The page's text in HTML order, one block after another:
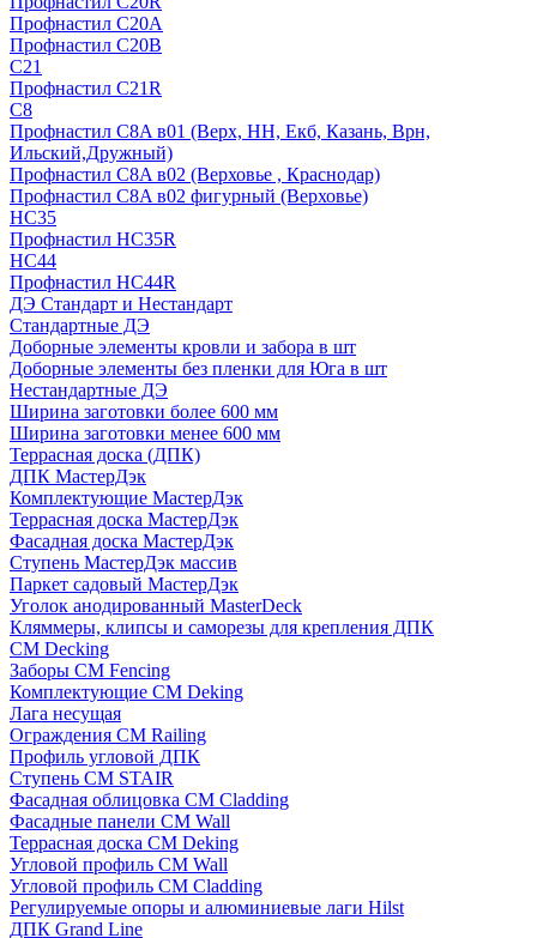
Профнастил С20А
Профнастил С20В
C21
Профнастил С21R
C8
Профнастил С8A в01 (Верх, НН, Екб, Казань, Врн,
Ильский,Дружный)
Профнастил С8A в02 (Верховье , Краснодар)
Профнастил С8A в02 фигурный (Верховье)
HС35
Профнастил HC35R
НС44
Профнастил НС44R
ДЭ Стандарт и Нестандарт
Стандартные ДЭ
Доборные элементы кровли и забора в шт
Доборные элементы без пленки для Юга в шт
Нестандартные ДЭ
Ширина заготовки более 600 мм
Ширина заготовки менее 600 мм
Террасная доска (ДПК)
ДПК МастерДэк
Комплектующие МастерДэк
Террасная доска МастерДэк
Фасадная доска МастерДэк
Ступень МастерДэк массив
Паркет садовый МастерДэк
Уголок анодированный MasterDeck
Кляммеры, клипсы и саморезы для крепления ДПК
CM Decking
Заборы CM Fencing
Комплектующие CM Deking
Лага несущая
Ограждения CM Railing
Профиль угловой ДПК
Ступень CM STAIR
Фасадная облицовка CM Cladding
Фасадные панели CM Wall
Террасная доска CM Deking
Угловой профиль CM Wall
Угловой профиль CM Cladding
Регулируемые опоры и алюминиевые лаги Hilst
ДПК Grand Line